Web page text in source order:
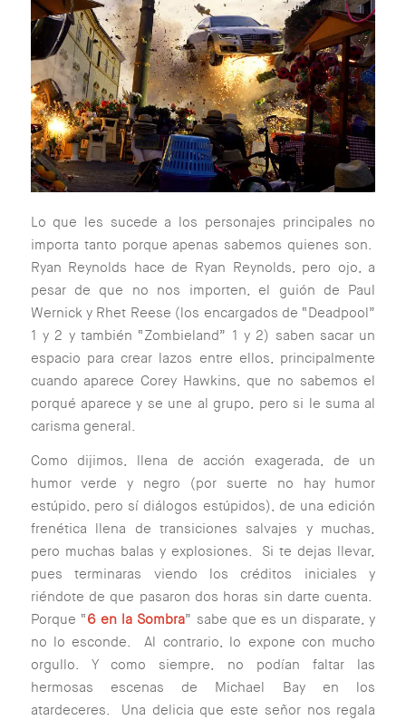
Lo que les sucede a los personajes principales no
importa tanto porque apenas sabemos quienes son.
Ryan Reynolds hace de Ryan Reynolds, pero ojo, a
pesar de que no nos importen, el guión de Paul
Wernick y Rhet Reese (los encargados de “Deadpool”
1 y 2 y también “Zombieland” 1 y 2) saben sacar un
espacio para crear lazos entre ellos, principalmente
cuando aparece Corey Hawkins, que no sabemos el
porqué aparece y se une al grupo, pero si le suma al
carisma general.
Como dijimos, llena de acción exagerada, de un
humor verde y negro (por suerte no hay humor
estúpido, pero sí diálogos estúpidos), de una edición
frenética llena de transiciones salvajes y muchas,
pero muchas balas y explosiones. Si te dejas llevar,
pues terminaras viendo los créditos iniciales y
riéndote de que pasaron dos horas sin darte cuenta.
Porque “6 en la Sombra” sabe que es un disparate, y
no lo esconde. Al contrario, lo expone con mucho
orgullo. Y como siempre, no podían faltar las
hermosas escenas de Michael Bay en los
atardeceres. Una delicia que este señor nos regala